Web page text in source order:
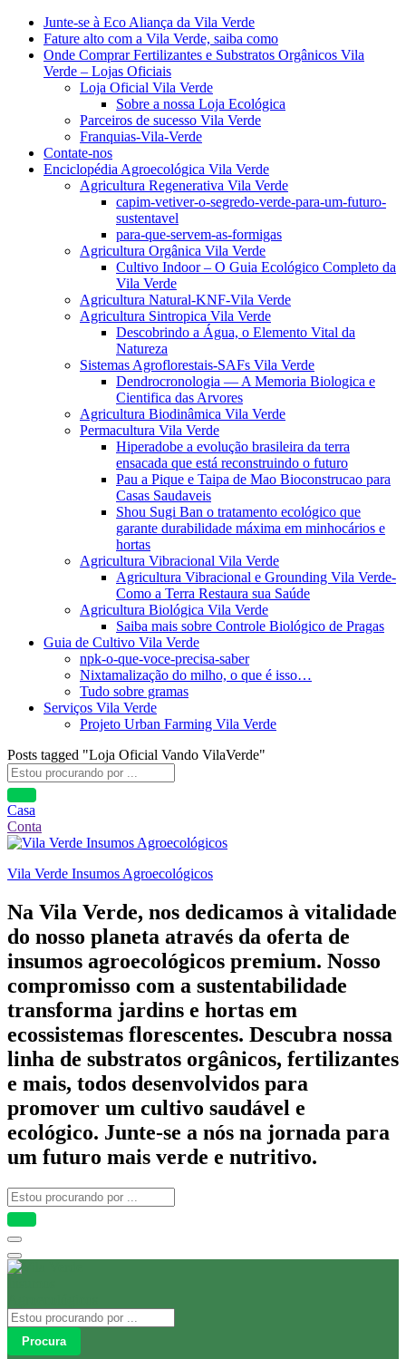
Junte-se à Eco Aliança da Vila Verde
Fature alto com a Vila Verde, saiba como
Onde Comprar Fertilizantes e Substratos Orgânicos Vila
Verde – Lojas Oficiais
Loja Oficial Vila Verde
Sobre a nossa Loja Ecológica
Parceiros de sucesso Vila Verde
Franquias-Vila-Verde
Contate-nos
Enciclopédia Agroecológica Vila Verde
Agricultura Regenerativa Vila Verde
capim-vetiver-o-segredo-verde-para-um-futuro-
sustentavel
para-que-servem-as-formigas
Agricultura Orgânica Vila Verde
Cultivo Indoor – O Guia Ecológico Completo da
Vila Verde
Agricultura Natural-KNF-Vila Verde
Agricultura Sintropica Vila Verde
Descobrindo a Água, o Elemento Vital da
Natureza
Sistemas Agroflorestais-SAFs Vila Verde
Dendrocronologia — A Memoria Biologica e
Cientifica das Arvores
Agricultura Biodinâmica Vila Verde
Permacultura Vila Verde
Hiperadobe a evolução brasileira da terra
ensacada que está reconstruindo o futuro
Pau a Pique e Taipa de Mao Bioconstrucao para
Casas Saudaveis
Shou Sugi Ban o tratamento ecológico que
garante durabilidade máxima em minhocários e
hortas
Agricultura Vibracional Vila Verde
Agricultura Vibracional e Grounding Vila Verde-
Como a Terra Restaura sua Saúde
Agricultura Biológica Vila Verde
Saiba mais sobre Controle Biológico de Pragas
Guia de Cultivo Vila Verde
npk-o-que-voce-precisa-saber
Nixtamalização do milho, o que é isso…
Tudo sobre gramas
Serviços Vila Verde
Projeto Urban Farming Vila Verde
Posts tagged "Loja Oficial Vando VilaVerde"
Casa
Conta
Vila Verde Insumos Agroecológicos
Na Vila Verde, nos dedicamos à vitalidade
do nosso planeta através da oferta de
insumos agroecológicos premium. Nosso
compromisso com a sustentabilidade
transforma jardins e hortas em
ecossistemas florescentes. Descubra nossa
linha de substratos orgânicos, fertilizantes
e mais, todos desenvolvidos para
promover um cultivo saudável e
ecológico. Junte-se a nós na jornada para
um futuro mais verde e nutritivo.
Procura